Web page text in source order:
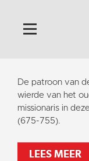
Home
Algemeen
Historie
Activiteiten
De patroon van
wierde van het
missionaris in
(675-755).
LEES MEER